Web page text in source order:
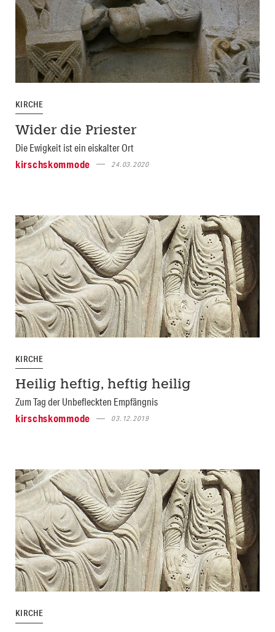
KIRCHE
Wider die Priester
Die Ewigkeit ist ein eiskalter Ort
kirschskommode
24.03.2020
KIRCHE
Heilig heftig, heftig heilig
Zum Tag der Unbefleckten Empfängnis
kirschskommode
03.12.2019
KIRCHE